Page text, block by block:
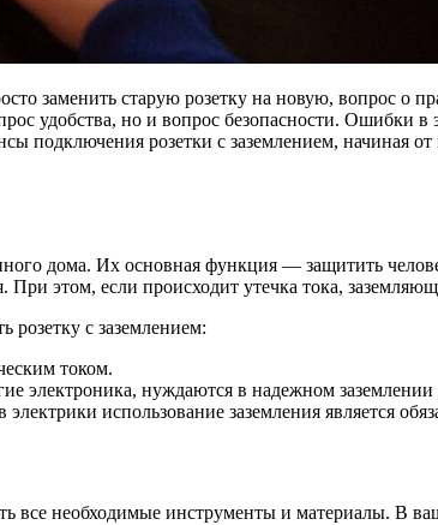
заменить старую розетку на новую, вопрос о
удобства, но и вопрос безопасности. Ошибки
подключения розетки с заземлением, начиная
дома. Их основная функция — защитить
При этом, если происходит утечка тока,
розетку с заземлением:
током.
электроника, нуждаются в надежном
использование заземления является
все необходимые инструменты и материалы. В